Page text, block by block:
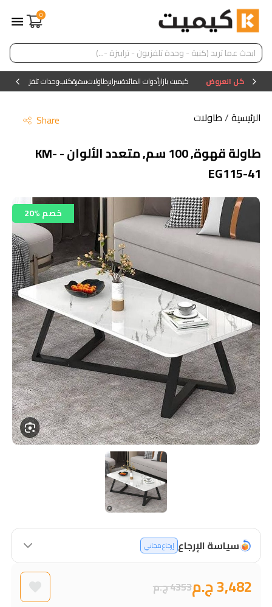
0
كل العروض كيميت بازارأدوات المائدةسرايرطاولاتسفرةكنبوحدات تلفزيون
الرئيسية/طاولات Share
طاولة قهوة, 100 سم, متعدد الألوان - KM-
EG115-41
20% خصم
سياسة الإرجاع إرجاع مجاني
3,482 ج.م 4353 ج.م